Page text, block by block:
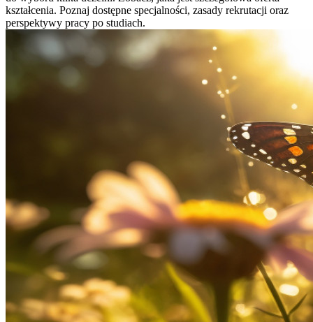
kształcenia. Poznaj dostępne specjalności, zasady rekrutacji oraz
perspektywy pracy po studiach.